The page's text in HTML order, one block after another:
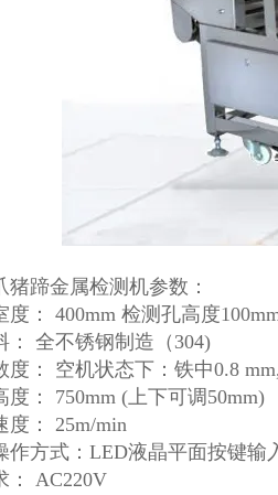
猪蹄金属检测机参数：
度： 400mm 检测孔高度
： 全不锈钢制造（304)
度： 空机状态下：铁中0.8
度： 750mm (上下可调50mm)
度： 25m/min
作方式：LED液晶平面按键输
： AC220V